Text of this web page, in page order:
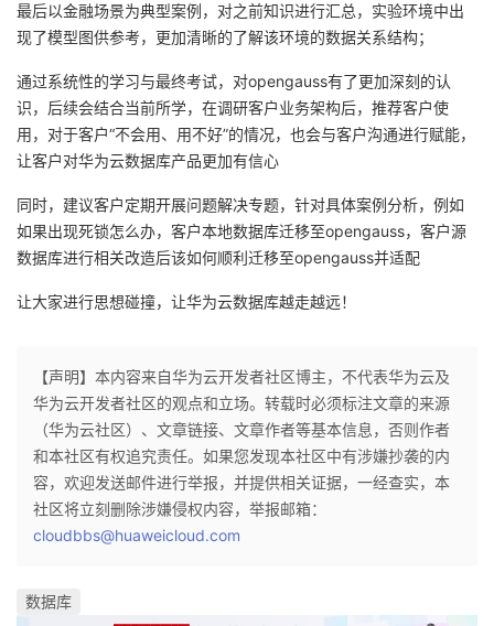
动
关
注
的
开
发
者
学
堂
的
课
程
我
的
认
我
的
我
我
的
Programs
我
的
持
我
技
术
支
的
云
声
议
最后以金融场景为典型案例，对之前知识进行汇总，实验环境中出
现了模型图供参考，更加清晰的了解该环境的数据关系结构；
通过系统性的学习与最终考试，对opengauss有了更加深刻的认
识，后续会结合当前所学，在调研客户业务架构后，推荐客户使
用，对于客户“不会用、用不好”的情况，也会与客户沟通进行赋能，
让客户对华为云数据库产品更加有信心
同时，建议客户定期开展问题解决专题，针对具体案例分析，例如
如果出现死锁怎么办，客户本地数据库迁移至opengauss，客户源
数据库进行相关改造后该如何顺利迁移至opengauss并适配
让大家进行思想碰撞，让华为云数据库越走越远！
【声明】本内容来自华为云开发者社区博主，不代表华为云及
华为云开发者社区的观点和立场。转载时必须标注文章的来源
（华为云社区）、文章链接、文章作者等基本信息，否则作者
和本社区有权追究责任。如果您发现本社区中有涉嫌抄袭的内
容，欢迎发送邮件进行举报，并提供相关证据，一经查实，本
社区将立刻删除涉嫌侵权内容，举报邮箱：
cloudbbs@huaweicloud.com
数据库